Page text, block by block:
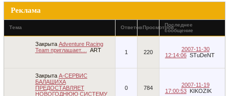
Реклама
Тема ОтветовПросмотровПоследнее
сообщение
Закрыта Adventure Racing
Team приглашает....
ART 1 220
2007-11-30
12:14:06 STuDeNT
Закрыта А-СЕРВИС
БАЛАШИХА
ПРЕДОСТАВЛЯЕТ
НОВОГОДНЮЮ СИСТЕМУ
0 784
2007-11-19
17:00:53
KIKOZIK